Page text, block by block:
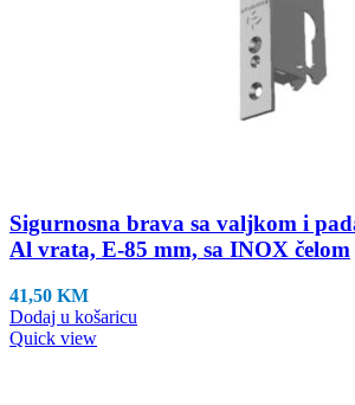
Sigurnosna brava sa valjkom i
Al vrata, E-85 mm, sa INOX čelom
41,50 KM
Dodaj u košaricu
Quick view